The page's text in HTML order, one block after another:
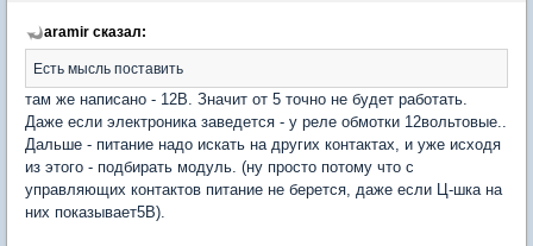
aramir сказал:
Есть мысль поставить
там же написано - 12В. Значит от 5 точно не будет работать.
Даже если электроника заведется - у реле обмотки 12вольтовые..
Дальше - питание надо искать на других контактах, и уже исходя
из этого - подбирать модуль. (ну просто потому что с
управляющих контактов питание не берется, даже если Ц-шка на
них показывает5В).